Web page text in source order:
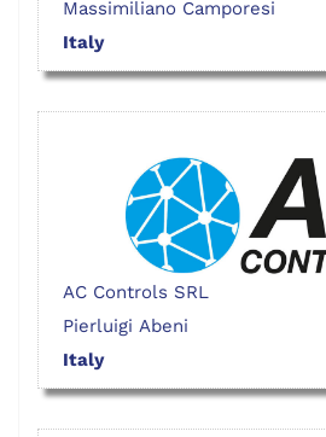
Massimiliano Camporesi
Italy
AC Controls SRL
Pierluigi Abeni
Italy